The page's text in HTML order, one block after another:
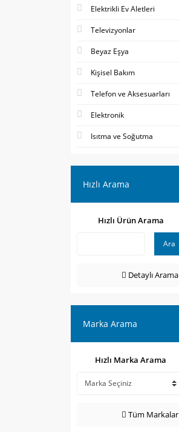
Elektrikli Ev Aletleri
Televizyonlar
Beyaz Eşya
Kişisel Bakım
Telefon ve Aksesuarları
Elektronik
Isıtma ve Soğutma
Hızlı Arama
Hızlı Ürün Arama
Ara
Detaylı Arama
Marka Arama
Hızlı Marka Arama
Tüm Markalar